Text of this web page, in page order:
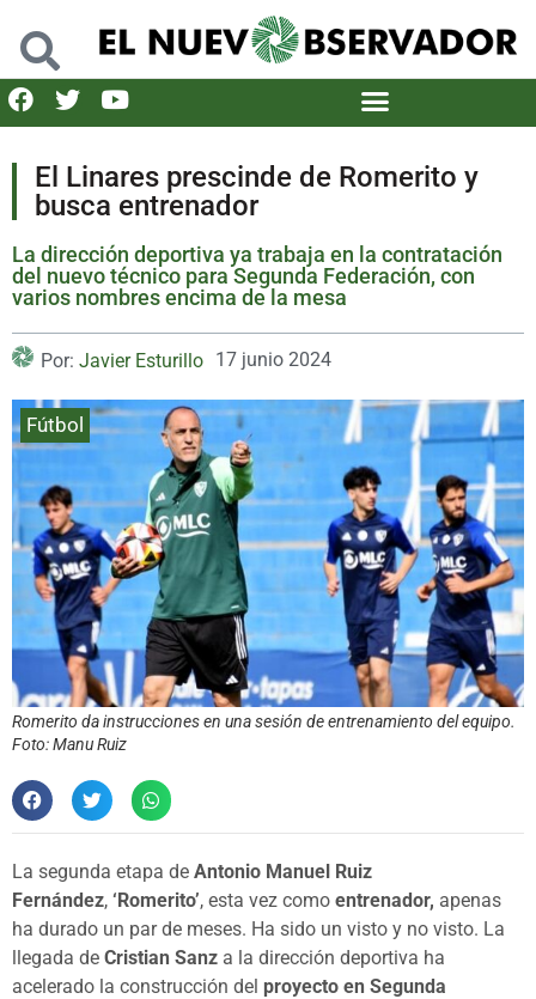
El Linares prescinde de Romerito y
busca entrenador
La dirección deportiva ya trabaja en la contratación
del nuevo técnico para Segunda Federación, con
varios nombres encima de la mesa
Por: Javier Esturillo 17 junio 2024
Fútbol
Romerito da instrucciones en una sesión de entrenamiento del equipo.
Foto: Manu Ruiz
La segunda etapa de Antonio Manuel Ruiz
Fernández, ‘Romerito’, esta vez como entrenador, apenas
ha durado un par de meses. Ha sido un visto y no visto. La
llegada de Cristian Sanz a la dirección deportiva ha
acelerado la construcción del proyecto en Segunda